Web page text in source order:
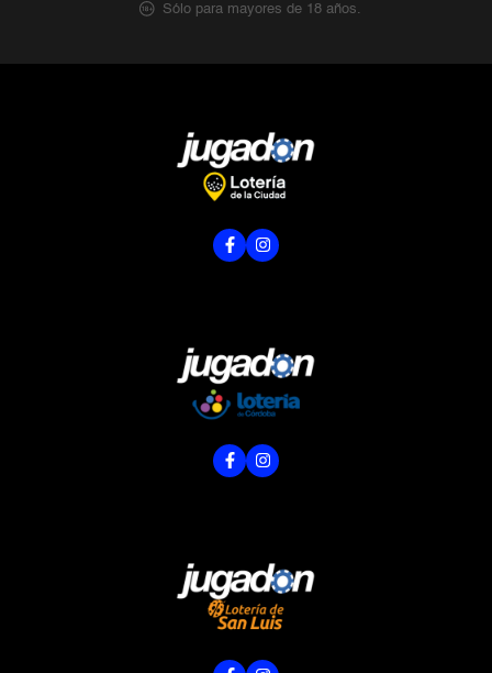
Sólo para mayores de 18 años.